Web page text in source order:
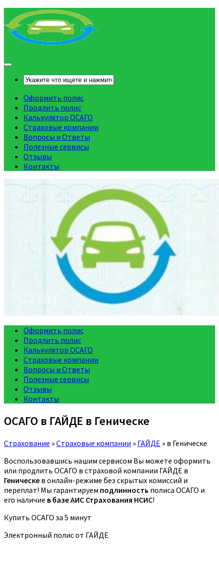
Оформить полис
Продлить полис
Калькулятор ОСАГО
Страховые компании
Вопросы и Ответы
Полезные сервисы
Отзывы
Контакты
Оформить полис
Продлить полис
Калькулятор ОСАГО
Страховые компании
Вопросы и Ответы
Полезные сервисы
Отзывы
Контакты
ОСАГО в ГАЙДЕ в Геническе
Страхование »Страховые компании » ГАЙДЕ » в Геническе
Воспользовавшись нашим сервисом Вы можете оформить
или продлить ОСАГО в страховой компании ГАЙДЕ в
Геническе в онлайн-режиме без скрытых комиссий и
переплат! Мы гарантируем подлинность полиса ОСАГО и
его наличие в базе АИС Страхования НСИС!
Купить ОСАГО за 5 минут
Электронный полис от ГАЙДЕ